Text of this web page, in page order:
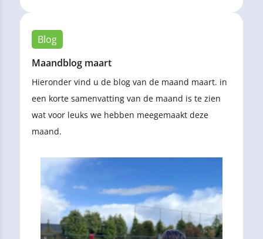
Blog
Maandblog maart
Hieronder vind u de blog van de maand maart. in
een korte samenvatting van de maand is te zien
wat voor leuks we hebben meegemaakt deze
maand.